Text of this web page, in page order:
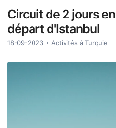
Circuit de 2 jours
départ d'Istanbul
18-09-2023 Activités à Turquie